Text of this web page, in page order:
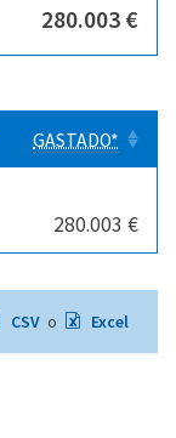
280.003 €
GASTADO*
280.003 €
CSV o Excel